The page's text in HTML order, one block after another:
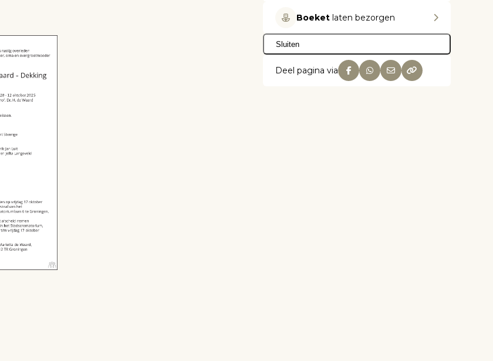
Boeket laten bezorgen
Sluiten
Deel pagina via